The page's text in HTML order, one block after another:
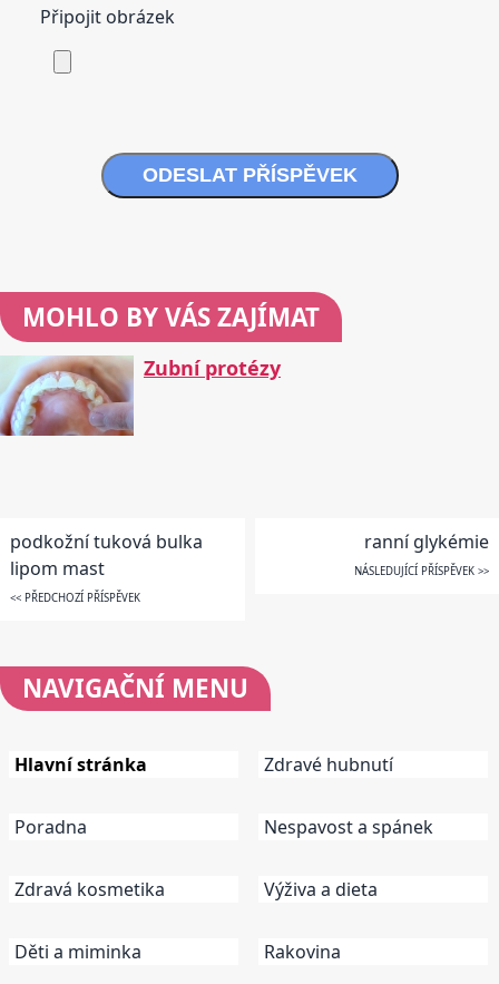
Připojit obrázek
ODESLAT PŘÍSPĚVEK
MOHLO BY VÁS ZAJÍMAT
Zubní protézy
podkožní tuková bulka
lipom mast
<< PŘEDCHOZÍ PŘÍSPĚVEK
ranní glykémie
NÁSLEDUJÍCÍ PŘÍSPĚVEK >>
NAVIGAČNÍ MENU
Hlavní stránka
Poradna
Zdravá kosmetika
Děti a miminka
Zdravé hubnutí
Nespavost a spánek
Výživa a dieta
Rakovina